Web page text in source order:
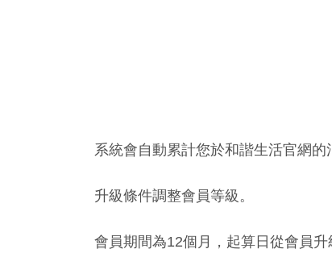
系統會自動累計您於和諧生活官網
升級條件調整會員等級。
會員期間為12個月，起算日從會員